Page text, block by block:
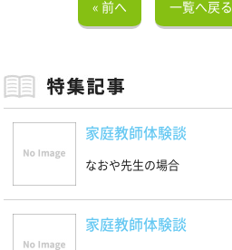
« 前へ 一覧へ戻る
家庭教師体験談
なおや先生の場合
家庭教師体験談